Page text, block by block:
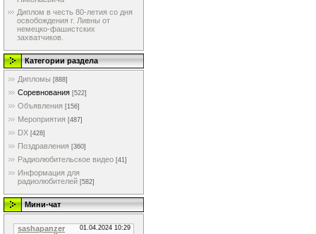
Диплом в честь 80-летия со дня
освобождения г. Ливны от
немецко-фашистских
захватчиков.
Категории раздела
Дипломы [888]
Соревнования [522]
Объявления [156]
Мероприятия [487]
DX [428]
Поздравления [360]
Радиолюбительское видео [41]
Информация для
радиолюбителей [582]
Мини-чат